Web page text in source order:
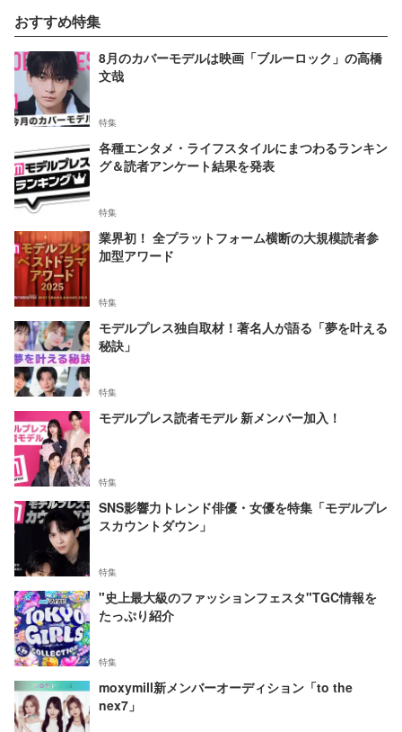
おすすめ特集
8月のカバーモデルは映画「ブルーロック」の高橋
文哉
特集
各種エンタメ・ライフスタイルにまつわるランキン
グ＆読者アンケート結果を発表
特集
業界初！ 全プラットフォーム横断の大規模読者参
加型アワード
特集
モデルプレス独自取材！著名人が語る「夢を叶える
秘訣」
特集
モデルプレス読者モデル 新メンバー加入！
特集
SNS影響力トレンド俳優・女優を特集「モデルプレ
スカウントダウン」
特集
"史上最大級のファッションフェスタ"TGC情報を
たっぷり紹介
特集
moxymill新メンバーオーディション「to the
nex7」